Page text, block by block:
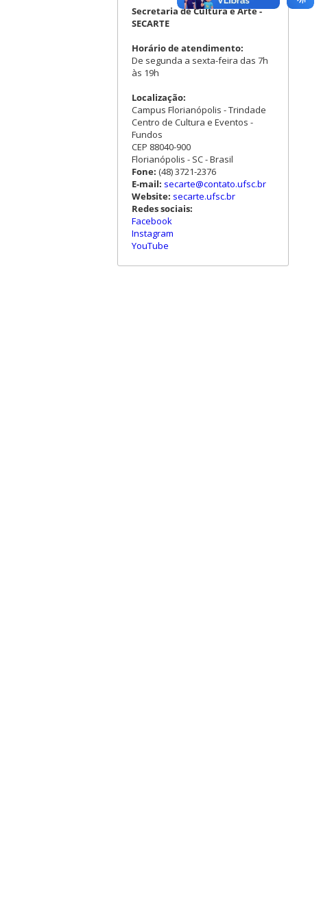
Secretaria de Cultura e Arte -
SECARTE
Horário de atendimento:
De segunda a sexta-feira das 7h
às 19h
Localização:
Campus Florianópolis - Trindade
Centro de Cultura e Eventos -
Fundos
CEP 88040-900
Florianópolis - SC - Brasil
Fone: (48) 3721-2376
E-mail: secarte@contato.ufsc.br
Website: secarte.ufsc.br
Redes sociais:
Facebook
Instagram
YouTube